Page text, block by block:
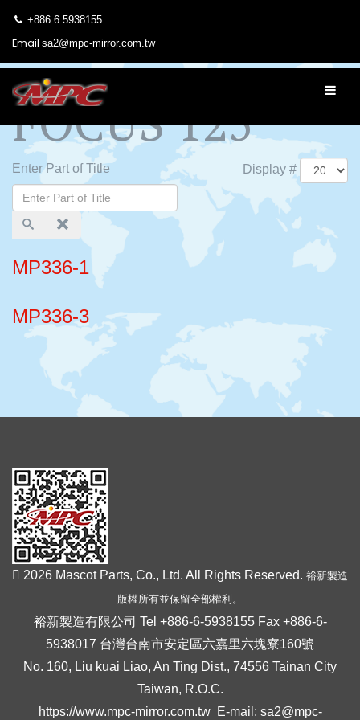
+886 6 5938155
Email sa2@mpc-mirror.com.tw
FOCUS 125
Enter Part of Title Display #
MP336-1
MP336-3
2026 Mascot Parts, Co., Ltd. All Rights Reserved. 裕新製造
版權所有並保留全部權利。
裕新製造有限公司 Tel +886-6-5938155 Fax +886-6-
5938017 台灣台南市安定區六嘉里六塊寮160號
No. 160, Liu kuai Liao, An Ting Dist., 74556 Tainan City
Taiwan, R.O.C.
https://www.mpc-mirror.com.tw E-mail: sa2@mpc-